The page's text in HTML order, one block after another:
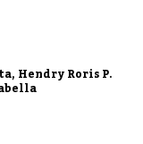
Hendry Roris P.